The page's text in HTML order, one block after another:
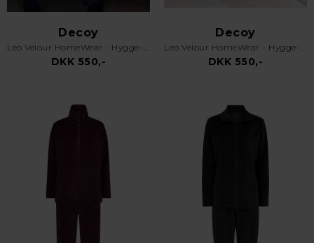
Decoy
Leo Velour HomeWear - Hygge- & Hjemmesæt - Mørkeblå
DKK 550,-
Decoy
Leo Velour HomeWear - Hygge- & Hjemmesæt - Brun
DKK 550,-